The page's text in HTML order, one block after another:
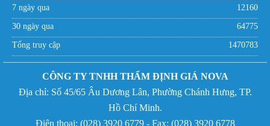
7 ngày qua 12160
30 ngày qua 64775
Tổng truy cập 1470783
CÔNG TY TNHH THẨM ĐỊNH GIÁ NOVA
Địa chỉ: Số 45/65 Âu Dương Lân, Phường Chánh Hưng, TP.
Hồ Chí Minh.
Điện thoại: (028) 3920 6779 - Fax: (028) 3920 6778